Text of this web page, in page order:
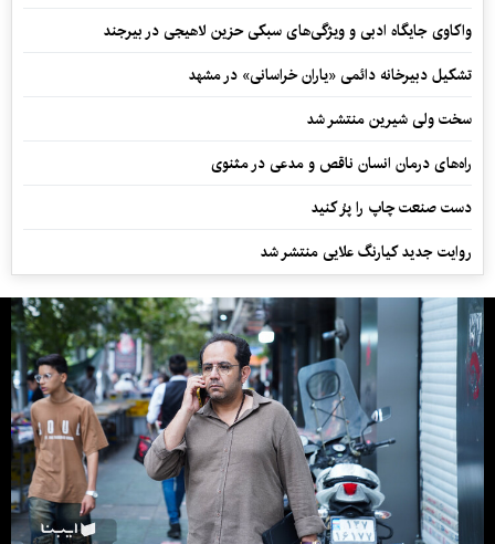
واکاوی جایگاه ادبی و ویژگی‌های سبکی حزین لاهیجی در بیرجند
تشکیل دبیرخانه دائمی «یاران خراسانی» در مشهد
سخت ولی شیرین منتشر شد
راه‌های درمان انسان ناقص و مدعی در مثنوی
دست صنعت چاپ را پرُ کنید
روایت جدید کیارنگ علایی منتشر شد